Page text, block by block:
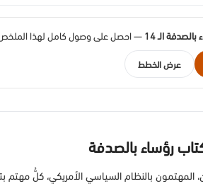
الـ 14 — احصل على وصول كامل لهذا الملخص
عرض الخطط
رؤساء بالصدفة
المهتمون بالنظام السياسي الأمريكي، كلُّ مهتم